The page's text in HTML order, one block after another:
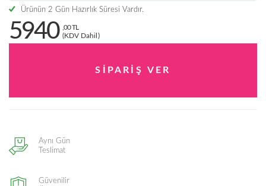
Ürünün 2 Gün Hazırlık Süresi Vardır.
5940
,00 TL
(KDV Dahil)
Aynı Gün
Teslimat
Güvenilir